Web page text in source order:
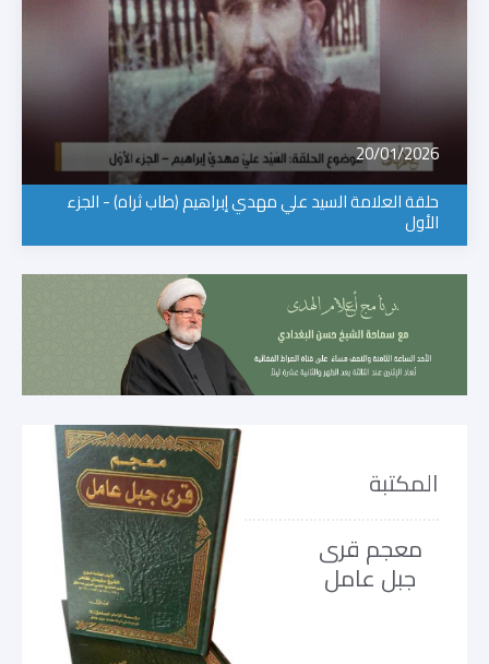
20/01/2026
حلقة العلامة السيد علي مهدي إبراهيم (طاب ثراه) - الجزء
الأول
المكتبة
معجم قرى
جبل عامل